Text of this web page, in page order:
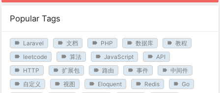
Popular Tags
Laravel 文档 PHP 数据库
教程
leetcode
算法 JavaScript
API
HTTP
扩展包 路由 事件
中间件
自定义
视图 Eloquent Redis
Go